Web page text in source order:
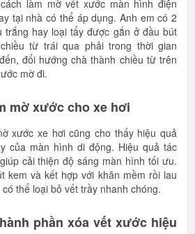
làm mờ vết xước màn hình điện
tại nhà có thể áp dụng. Anh em có 2
trắng hay loại tẩy được gắn ở đầu bút
từ trái qua phải trong thời gian
đổi hướng chà thành chiều từ trên
mờ đi.
mờ xước cho xe hơi
xước xe hơi cũng cho thấy hiệu quả
của màn hình di động. Hiệu quả tác
cải thiện độ sáng màn hình tối ưu.
kem và kết hợp với khăn mềm rồi lau
thể loại bỏ vết trầy nhanh chóng.
phần xóa vết xước hiệu